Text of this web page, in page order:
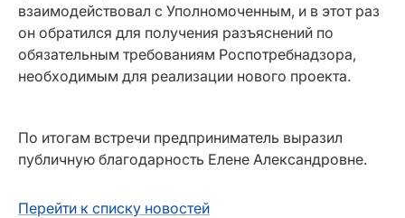
взаимодействовал с Уполномоченным, и в этот раз
он обратился для получения разъяснений по
обязательным требованиям Роспотребнадзора,
необходимым для реализации нового проекта.
По итогам встречи предприниматель выразил
публичную благодарность Елене Александровне.
Перейти к списку новостей